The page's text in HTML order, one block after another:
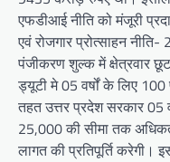
एफडीआई नीति को मंजूरी
एवं रोजगार प्रोत्साहन
पंजीकरण शुल्क में क्षेत्रवार
ड्यूटी मे 05 वर्षों के लिए
तहत उत्तर प्रदेश सरकार 05
25,000 की सीमा तक
लागत की प्रतिपूर्ति करेगी।